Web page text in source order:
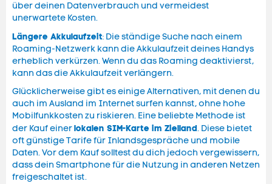
über deinen Datenverbrauch und vermeidest
unerwartete Kosten.
Längere Akkulaufzeit: Die ständige Suche nach einem
Roaming-Netzwerk kann die Akkulaufzeit deines Handys
erheblich verkürzen. Wenn du das Roaming deaktivierst,
kann das die Akkulaufzeit verlängern.
Glücklicherweise gibt es einige Alternativen, mit denen du
auch im Ausland im Internet surfen kannst, ohne hohe
Mobilfunkkosten zu riskieren. Eine beliebte Methode ist
der Kauf einerlokalen SIM-Karte im Zielland. Diese bietet
oft günstige Tarife für Inlandsgespräche und mobile
Daten. Vor dem Kauf solltest du dich jedoch vergewissern,
dass dein Smartphone für die Nutzung in anderen Netzen
freigeschaltet ist.